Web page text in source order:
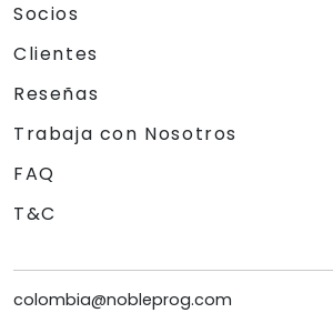
Socios
Clientes
Reseñas
Trabaja con Nosotros
FAQ
T&C
colombia@nobleprog.com